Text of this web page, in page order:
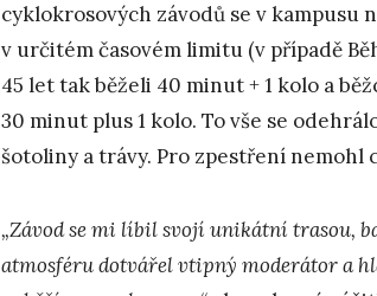
cyklokrosových závodů se v kampusu
v určitém časovém limitu (v případě
45 let tak běželi 40 minut + 1 kolo a
30 minut plus 1 kolo. To vše se
šotoliny a trávy. Pro zpestření nemohl
„Závod se mi líbil svojí unikátní trasou,
atmosféru dotvářel vtipný moderátor a